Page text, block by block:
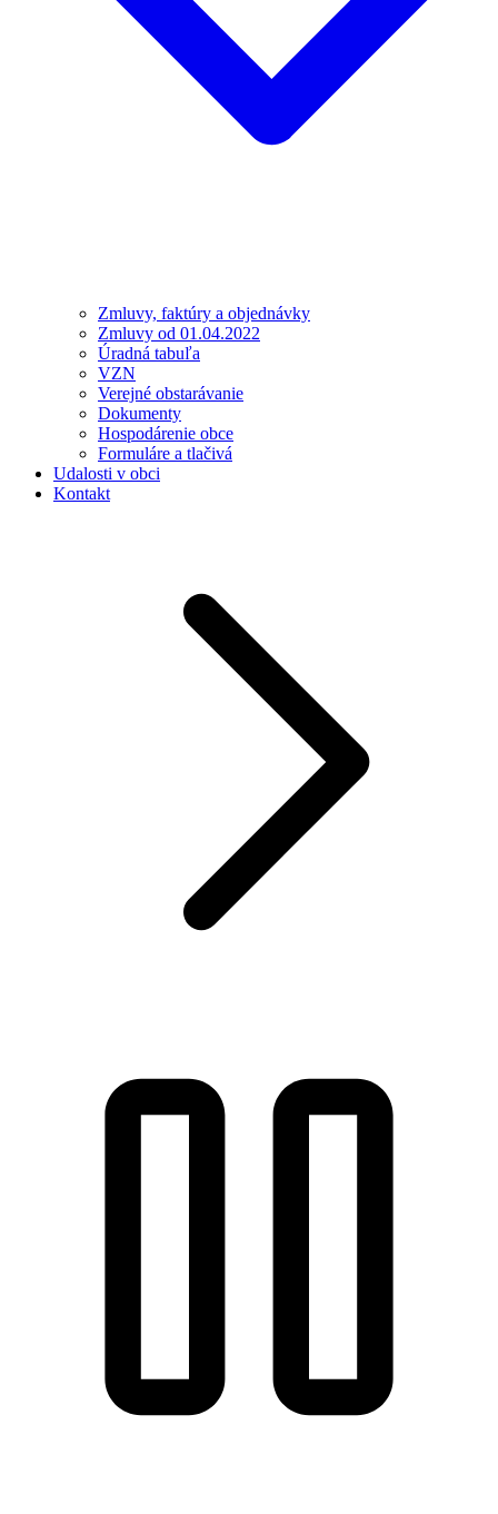
Zmluvy, faktúry a objednávky
Zmluvy od 01.04.2022
Úradná tabuľa
VZN
Verejné obstarávanie
Dokumenty
Hospodárenie obce
Formuláre a tlačivá
Udalosti v obci
Kontakt